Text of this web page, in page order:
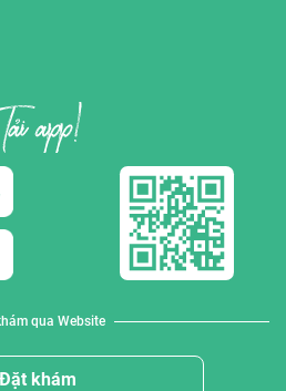
qua Website
Đặt khám